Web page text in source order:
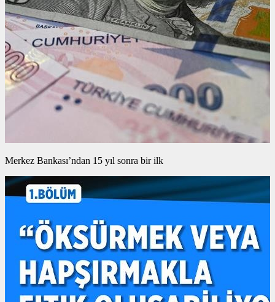
Merkez Bankası’ndan 15 yıl sonra bir ilk